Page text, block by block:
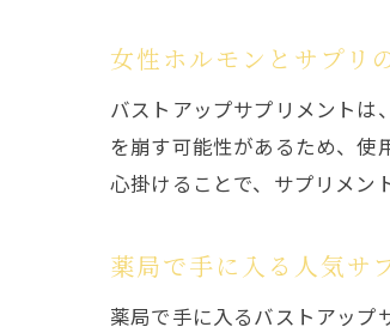
女性ホルモンとサプリ
バストアップサプリメントは
を崩す可能性があるため、使
心掛けることで、サプリメン
薬局で手に入る人気サ
薬局で手に入るバストアップ